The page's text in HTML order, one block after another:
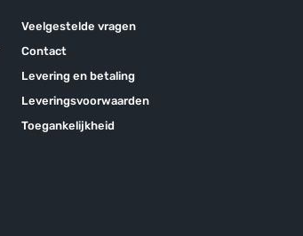
Veelgestelde vragen
Contact
Levering en betaling
Leveringsvoorwaarden
Toegankelijkheid